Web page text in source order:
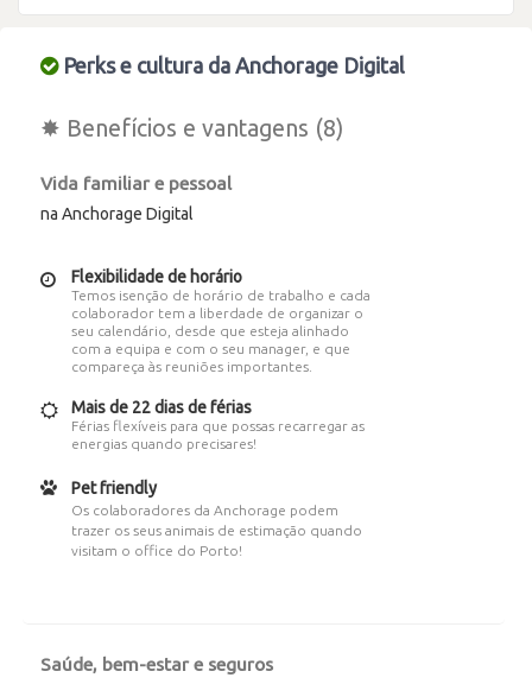
Perks e cultura da Anchorage Digital
✸ Benefícios e vantagens (8)
Vida familiar e pessoal
na Anchorage Digital
Flexibilidade de horário
Temos isenção de horário de trabalho e cada
colaborador tem a liberdade de organizar o
seu calendário, desde que esteja alinhado
com a equipa e com o seu manager, e que
compareça às reuniões importantes.
Mais de 22 dias de férias
Férias flexíveis para que possas recarregar as
energias quando precisares!
Pet friendly
Os colaboradores da Anchorage podem
trazer os seus animais de estimação quando
visitam o office do Porto!
Saúde, bem-estar e seguros